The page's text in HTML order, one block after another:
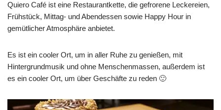
Quiero Café ist eine Restaurantkette, die gefrorene Leckereien,
Frühstück, Mittag- und Abendessen sowie Happy Hour in
gemütlicher Atmosphäre anbietet.
Es ist ein cooler Ort, um in aller Ruhe zu genießen, mit
Hintergrundmusik und ohne Menschenmassen, außerdem ist
es ein cooler Ort, um über Geschäfte zu reden 🙂